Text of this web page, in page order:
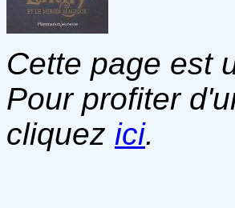
Cette page est
Pour profiter
cliquez ici.